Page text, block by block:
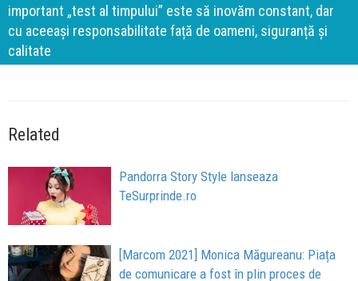
important „test al timpului” este să inovăm constant, dar
cu aceeași responsabilitate față de oameni, siguranță și
calitate
Related
Pandorra Story Style lanseaza
TeSurprinde.ro
[Marcom 2021] Monica Măgureanu: Piața
de comunicare a fost în plin proces de